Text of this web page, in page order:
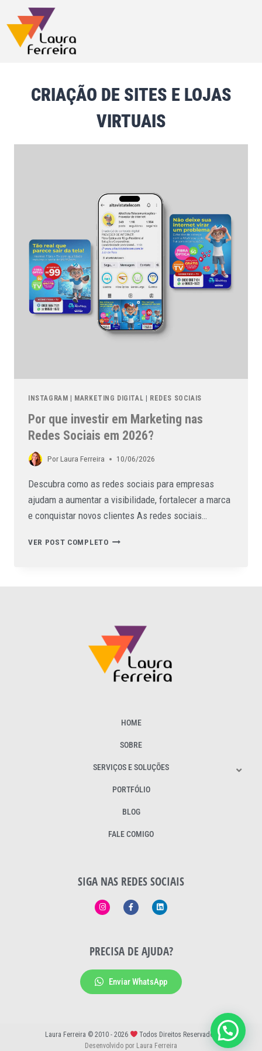
CRIAÇÃO DE SITES E LOJAS
VIRTUAIS
INSTAGRAM | MARKETING DIGITAL | REDES SOCIAIS
Por que investir em Marketing nas
Redes Sociais em 2026?
PorLaura Ferreira 10/06/2026
Descubra como as redes sociais para empresas
ajudam a aumentar a visibilidade, fortalecer a marca
e conquistar novos clientes As redes sociais…
VER POST COMPLETO
HOME
SOBRE
SERVIÇOS E SOLUÇÕES
PORTFÓLIO
BLOG
FALE COMIGO
SIGA NAS REDES SOCIAIS
PRECISA DE AJUDA?
Enviar WhatsApp
Laura Ferreira © 2010 - 2026
Todos Direitos Reservados
Desenvolvido por Laura Ferreira